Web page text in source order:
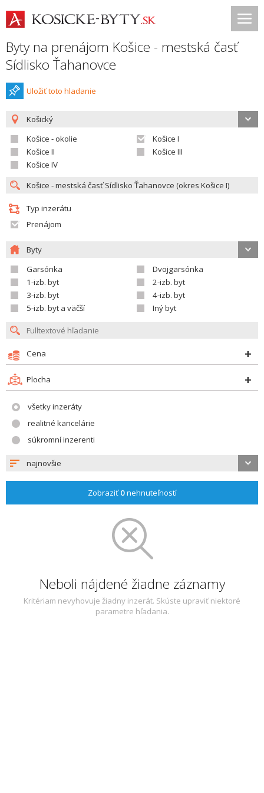
Byty na prenájom Košice - mestská časť
Sídlisko Ťahanovce
Uložiť toto hladanie
Košický
Košice - okolie
Košice I
Košice II
Košice III
Košice IV
Typ inzerátu
Prenájom
Byty
Garsónka
Dvojgarsónka
1-izb. byt
2-izb. byt
3-izb. byt
4-izb. byt
5-izb. byt a väčší
Iný byt
Cena
Plocha
všetky inzeráty
realitné kancelárie
súkromní inzerenti
najnovšie
Zobraziť0nehnuteľností
Neboli nájdené žiadne záznamy
Kritériam nevyhovuje žiadny inzerát. Skúste upraviť niektoré
parametre hľadania.